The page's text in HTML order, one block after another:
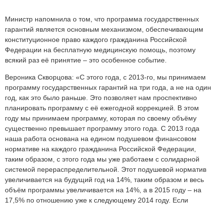
Министр напомнила о том, что программа государственных
гарантий является основным механизмом, обеспечивающим
конституционное право каждого гражданина Российской
Федерации на бесплатную медицинскую помощь, поэтому
всякий раз её принятие – это особенное событие.
Вероника Скворцова: «С этого года, с 2013-го, мы принимаем
программу государственных гарантий на три года, а не на один
год, как это было раньше. Это позволяет нам проспективно
планировать программу с её ежегодной коррекцией. В этом
году мы принимаем программу, которая по своему объёму
существенно превышает программу этого года. С 2013 года
наша работа основана на едином подушевом финансовом
нормативе на каждого гражданина Российской Федерации,
таким образом, с этого года мы уже работаем с солидарной
системой перераспределительной. Этот подушевой норматив
увеличивается на будущий год на 14%, таким образом и весь
объём программы увеличивается на 14%, а в 2015 году – на
17,5% по отношению уже к следующему 2014 году. Если